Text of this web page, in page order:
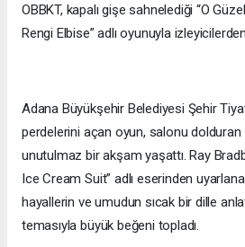
OBBKT, kapalı gişe sahnelediği “O
Rengi Elbise” adlı oyunuyla
Adana Büyükşehir Belediyesi Şehir
perdelerini açan oyun, salonu
unutulmaz bir akşam yaşattı. Ray
Ice Cream Suit” adlı eserinden
hayallerin ve umudun sıcak bir dille
temasıyla büyük beğeni topladı.